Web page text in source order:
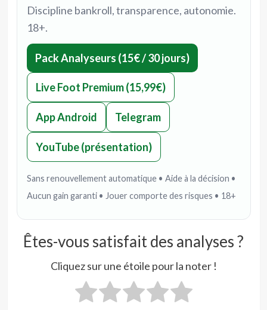
Discipline bankroll, transparence, autonomie.
18+.
Pack Analyseurs (15€ / 30 jours)
Live Foot Premium (15,99€)
App Android Telegram
YouTube (présentation)
Sans renouvellement automatique • Aide à la décision •
Aucun gain garanti • Jouer comporte des risques • 18+
Êtes-vous satisfait des analyses ?
Cliquez sur une étoile pour la noter !